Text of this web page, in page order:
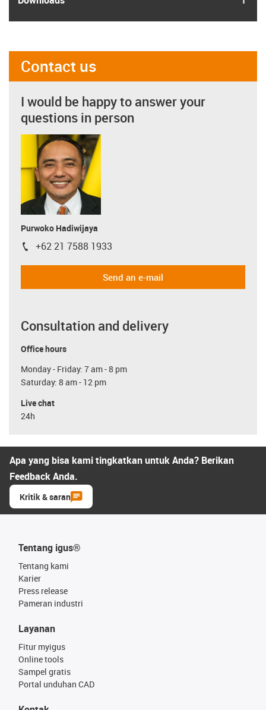
Contact us
I would be happy to answer your
questions in person
Purwoko Hadiwijaya
igus-icon-phone
+62 21 7588 1933
Send an e-mail
Consultation and delivery
Office hours
Monday - Friday: 7 am - 8 pm
Saturday: 8 am - 12 pm
Live chat
24h
Apa yang bisa kami tingkatkan untuk Anda? Berikan
Feedback Anda.
Kritik & saran
Tentang igus®
Tentang kami
Karier
Press release
Pameran industri
Layanan
Fitur myigus
Online tools
Sampel gratis
Portal unduhan CAD